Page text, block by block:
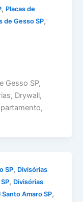
, Placas de
de Gesso SP,
Gesso SP,
Drywall,
SP, Divisórias
, Divisórias
Amaro SP,